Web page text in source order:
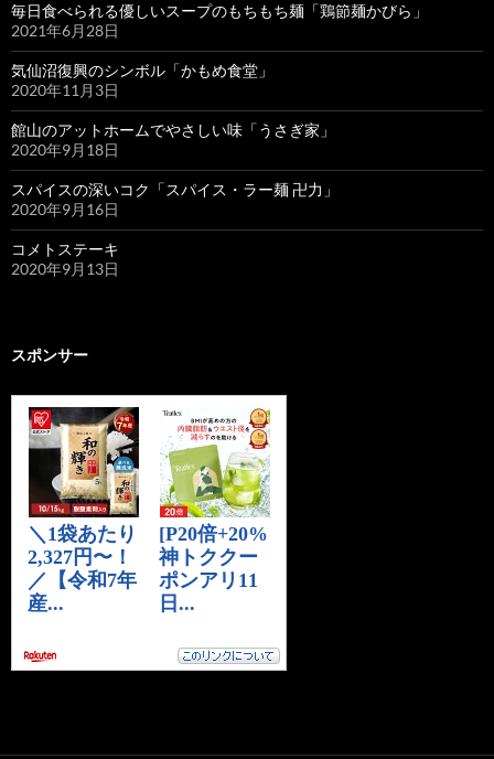
毎日食べられる優しいスープのもちもち麺「鶏節麺かびら」
2021年6月28日
気仙沼復興のシンボル「かもめ食堂」
2020年11月3日
館山のアットホームでやさしい味「うさぎ家」
2020年9月18日
スパイスの深いコク「スパイス・ラー麺 卍力」
2020年9月16日
コメトステーキ
2020年9月13日
スポンサー